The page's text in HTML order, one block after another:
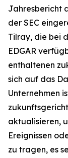
Jahresbericht
der SEC
Tilray, die bei
EDGAR
enthaltenen
sich auf das
Unternehmen
aktualisieren,
Ereignissen
zu tragen, es